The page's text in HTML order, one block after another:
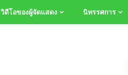
วิดีโอของผู้จัดแสดง นิทรรศการ